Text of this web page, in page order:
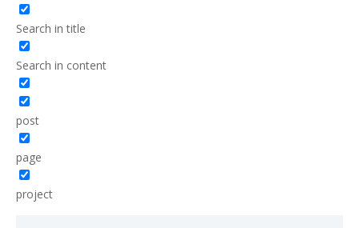
Search in title
Search in content
post
page
project